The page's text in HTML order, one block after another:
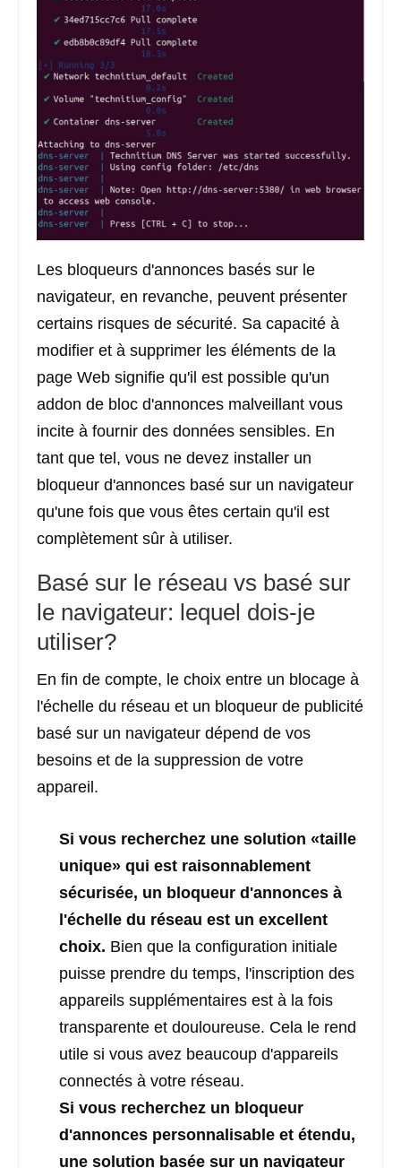
Les bloqueurs d'annonces basés sur le
navigateur, en revanche, peuvent présenter
certains risques de sécurité. Sa capacité à
modifier et à supprimer les éléments de la
page Web signifie qu'il est possible qu'un
addon de bloc d'annonces malveillant vous
incite à fournir des données sensibles. En
tant que tel, vous ne devez installer un
bloqueur d'annonces basé sur un navigateur
qu'une fois que vous êtes certain qu'il est
complètement sûr à utiliser.
Basé sur le réseau vs basé sur
le navigateur: lequel dois-je
utiliser?
En fin de compte, le choix entre un blocage à
l'échelle du réseau et un bloqueur de publicité
basé sur un navigateur dépend de vos
besoins et de la suppression de votre
appareil.
Si vous recherchez une solution «taille
unique» qui est raisonnablement
sécurisée, un bloqueur d'annonces à
l'échelle du réseau est un excellent
choix. Bien que la configuration initiale
puisse prendre du temps, l'inscription des
appareils supplémentaires est à la fois
transparente et douloureuse. Cela le rend
utile si vous avez beaucoup d'appareils
connectés à votre réseau.
Si vous recherchez un bloqueur
d'annonces personnalisable et étendu,
une solution basée sur un navigateur